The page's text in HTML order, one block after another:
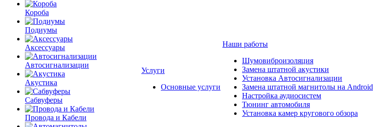
Короба
Подиумы
Аксессуары
Автосигнализации
Акустика
Сабвуферы
Провода и Кабели
Услуги
Основные услуги
Наши работы
Шумовиброизоляция
Замена штатной акустики
Установка Автосигнализации
Замена штатной магнитолы на Android
Настройка аудиосистем
Тюнинг автомобиля
Установка камер кругового обзора